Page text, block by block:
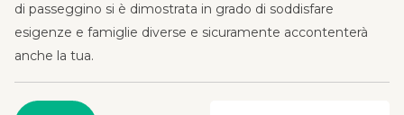
di passeggino si è dimostrata in grado di soddisfare
esigenze e famiglie diverse e sicuramente accontenterà
anche la tua.